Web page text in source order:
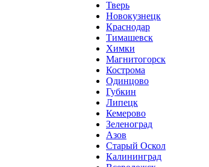
Тверь
Новокузнецк
Краснодар
Тимашевск
Химки
Магнитогорск
Кострома
Одинцово
Губкин
Липецк
Кемерово
Зеленоград
Азов
Старый Оскол
Калининград